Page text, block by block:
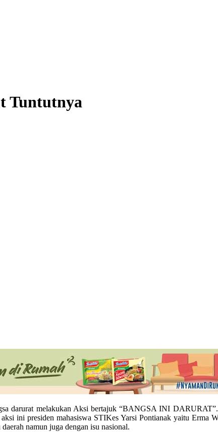
Tuntutnya
darurat melakukan Aksi bertajuk “BANGSA INI
ini presiden mahasiswa STIKes Yarsi Pontianak yaitu
namun juga dengan isu nasional.